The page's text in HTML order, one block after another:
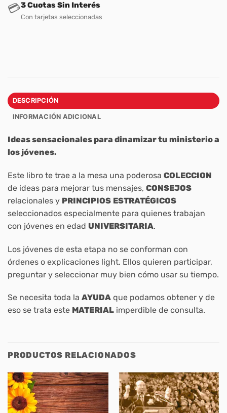
💳3 Cuotas Sin Interés
Con tarjetas seleccionadas
DESCRIPCIÓN
INFORMACIÓN ADICIONAL
Ideas sensacionales para dinamizar tu ministerio a
los jóvenes.
Este libro te trae a la mesa una poderosa COLECCION
de ideas para mejorar tus mensajes, CONSEJOS
relacionales y PRINCIPIOS ESTRATÉGICOS
seleccionados especialmente para quienes trabajan
con jóvenes en edad UNIVERSITARIA.
Los jóvenes de esta etapa no se conforman con
órdenes o explicaciones light. Ellos quieren participar,
preguntar y seleccionar muy bien cómo usar su tiempo.
Se necesita toda la AYUDA que podamos obtener y de
eso se trata este MATERIAL imperdible de consulta.
PRODUCTOS RELACIONADOS